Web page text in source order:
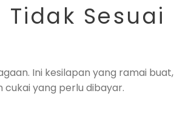
Sesuai
Ini kesilapan yang ramai buat,
yang perlu dibayar.